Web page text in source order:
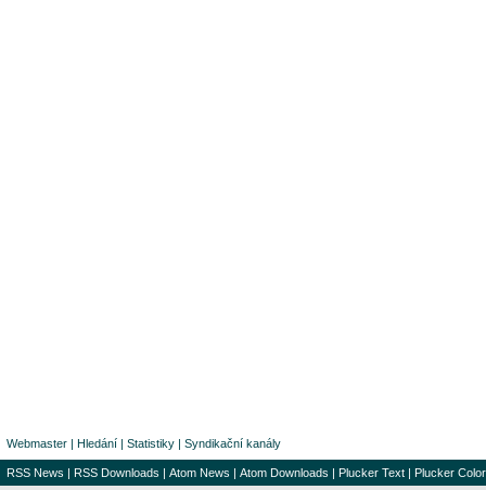
Webmaster | Hledání | Statistiky | Syndikační kanály
RSS News | RSS Downloads | Atom News | Atom Downloads | Plucker Text | Plucker Color